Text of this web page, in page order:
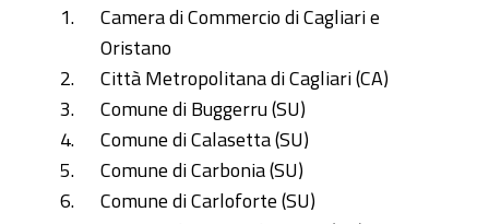
Camera di Commercio di Cagliari e
Oristano
Città Metropolitana di Cagliari (CA)
Comune di Buggerru (SU)
Comune di Calasetta (SU)
Comune di Carbonia (SU)
Comune di Carloforte (SU)